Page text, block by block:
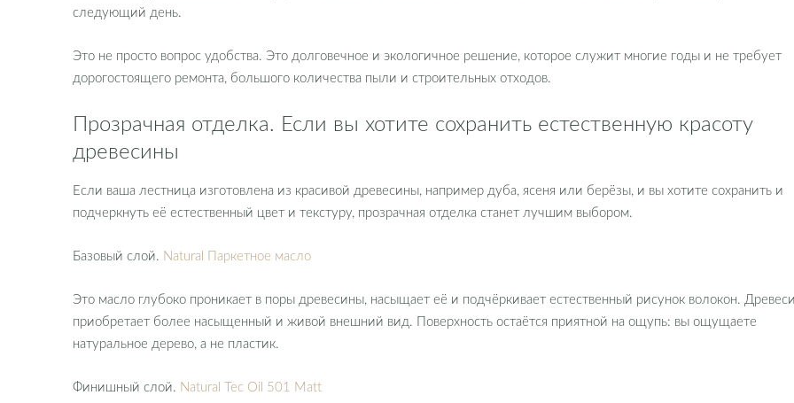
следующий день.
Это не просто вопрос удобства. Это долговечное и экологичное решение, которое служит многие годы и не требует
дорогостоящего ремонта, большого количества пыли и строительных отходов.
Прозрачная отделка. Если вы хотите сохранить естественную красоту
древесины
Если ваша лестница изготовлена из красивой древесины, например дуба, ясеня или берёзы, и вы хотите сохранить и
подчеркнуть её естественный цвет и текстуру, прозрачная отделка станет лучшим выбором.
Базовый слой. Natural Паркетное масло
Это масло глубоко проникает в поры древесины, насыщает её и подчёркивает естественный рисунок волокон.
приобретает более насыщенный и живой внешний вид. Поверхность остаётся приятной на ощупь: вы ощущаете
натуральное дерево, а не пластик.
Финишный слой. Natural Tec Oil 501 Matt